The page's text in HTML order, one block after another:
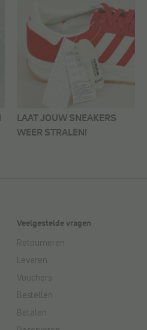
LAAT JOUW SNEAKERS
WEER STRALEN!
Veelgestelde vragen
Retourneren
Leveren
Vouchers
Bestellen
Betalen